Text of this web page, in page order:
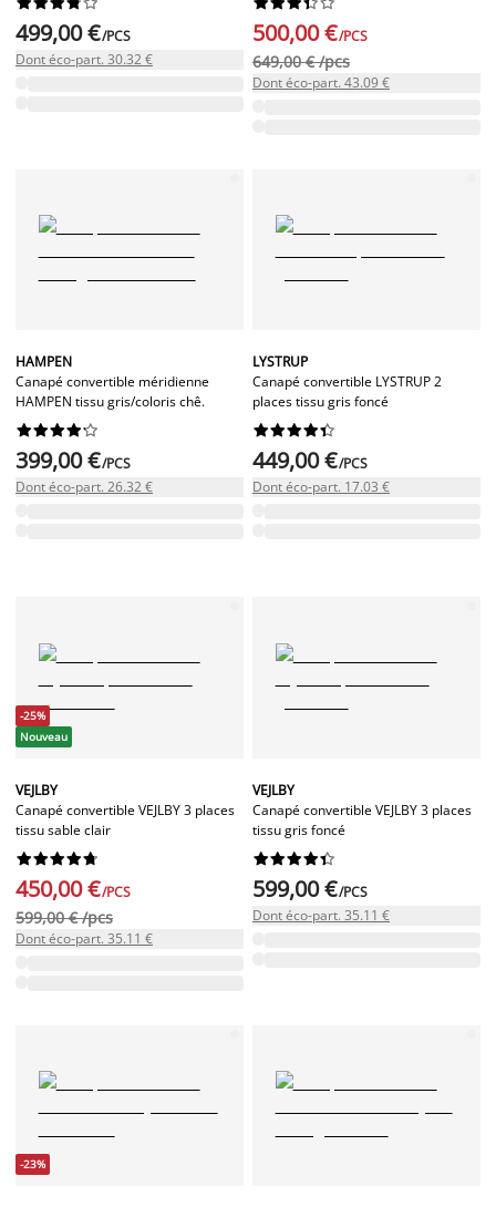
499,00 €/PCS
Dont éco-part. 30.32 €
500,00 €/PCS
649,00 € /pcs
Dont éco-part. 43.09 €
HAMPEN
Canapé convertible méridienne
HAMPEN tissu gris/coloris chê.






399,00 €/PCS
Dont éco-part. 26.32 €
LYSTRUP
Canapé convertible LYSTRUP 2
places tissu gris foncé






449,00 €/PCS
Dont éco-part. 17.03 €
-25%
Nouveau
VEJLBY
Canapé convertible VEJLBY 3 places
tissu sable clair






450,00 €/PCS
599,00 € /pcs
Dont éco-part. 35.11 €
VEJLBY
Canapé convertible VEJLBY 3 places
tissu gris foncé






599,00 €/PCS
Dont éco-part. 35.11 €
-23%